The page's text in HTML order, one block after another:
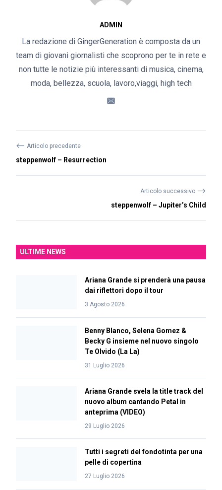
ADMIN
La redazione di GingerGeneration è composta da un
team di giovani giornalisti che scoprono per te in rete e
non tutte le notizie più interessanti di musica, cinema,
moda, bellezza, scuola, lavoro,viaggi, high tech
⟵ Articolo precedente
steppenwolf – Resurrection
Articolo successivo ⟶
steppenwolf – Jupiter’s Child
ULTIME NEWS
Ariana Grande si prenderà una pausa
dai riflettori dopo il tour
3 Agosto 2026
Benny Blanco, Selena Gomez &
Becky G insieme nel nuovo singolo
Te Olvido (La La)
31 Luglio 2026
Ariana Grande svela la title track del
nuovo album cantando Petal in
anteprima (VIDEO)
29 Luglio 2026
Tutti i segreti del fondotinta per una
pelle di copertina
27 Luglio 2026